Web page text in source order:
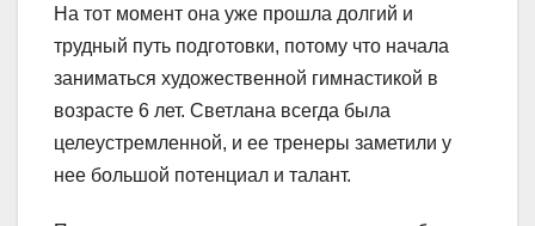
На тот момент она уже прошла долгий и
трудный путь подготовки, потому что начала
заниматься художественной гимнастикой в
возрасте 6 лет. Светлана всегда была
целеустремленной, и ее тренеры заметили у
нее большой потенциал и талант.